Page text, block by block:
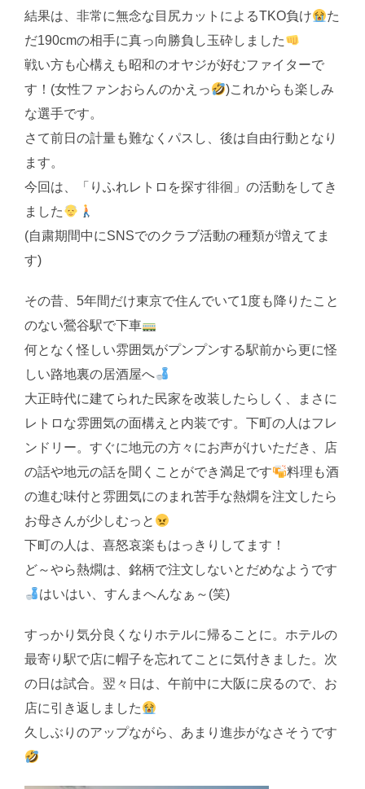
結果は、非常に無念な目尻カットによるTKO負け
た
だ190cmの相手に真っ向勝負し玉砕しました
戦い方も心構えも昭和のオヤジが好むファイターで
す！(女性ファンおらんのかえっ
)これからも楽しみ
な選手です。
さて前日の計量も難なくパスし、後は自由行動となり
ます。
今回は、「りふれレトロを探す徘徊」の活動をしてき
ました
(自粛期間中にSNSでのクラブ活動の種類が増えてま
す)
その昔、5年間だけ東京で住んでいて1度も降りたこと
のない鶯谷駅で下車
何となく怪しい雰囲気がプンプンする駅前から更に怪
しい路地裏の居酒屋へ
大正時代に建てられた民家を改装したらしく、まさに
レトロな雰囲気の面構えと内装です。下町の人はフレ
ンドリー。すぐに地元の方々にお声がけいただき、店
の話や地元の話を聞くことができ満足です
料理も酒
の進む味付と雰囲気にのまれ苦手な熱燗を注文したら
お母さんが少しむっと
下町の人は、喜怒哀楽もはっきりしてます！
ど～やら熱燗は、銘柄で注文しないとだめなようです
はいはい、すんまへんなぁ～(笑)
すっかり気分良くなりホテルに帰ることに。ホテルの
最寄り駅で店に帽子を忘れてことに気付きました。次
の日は試合。翌々日は、午前中に大阪に戻るので、お
店に引き返しました
久しぶりのアップながら、あまり進歩がなさそうです